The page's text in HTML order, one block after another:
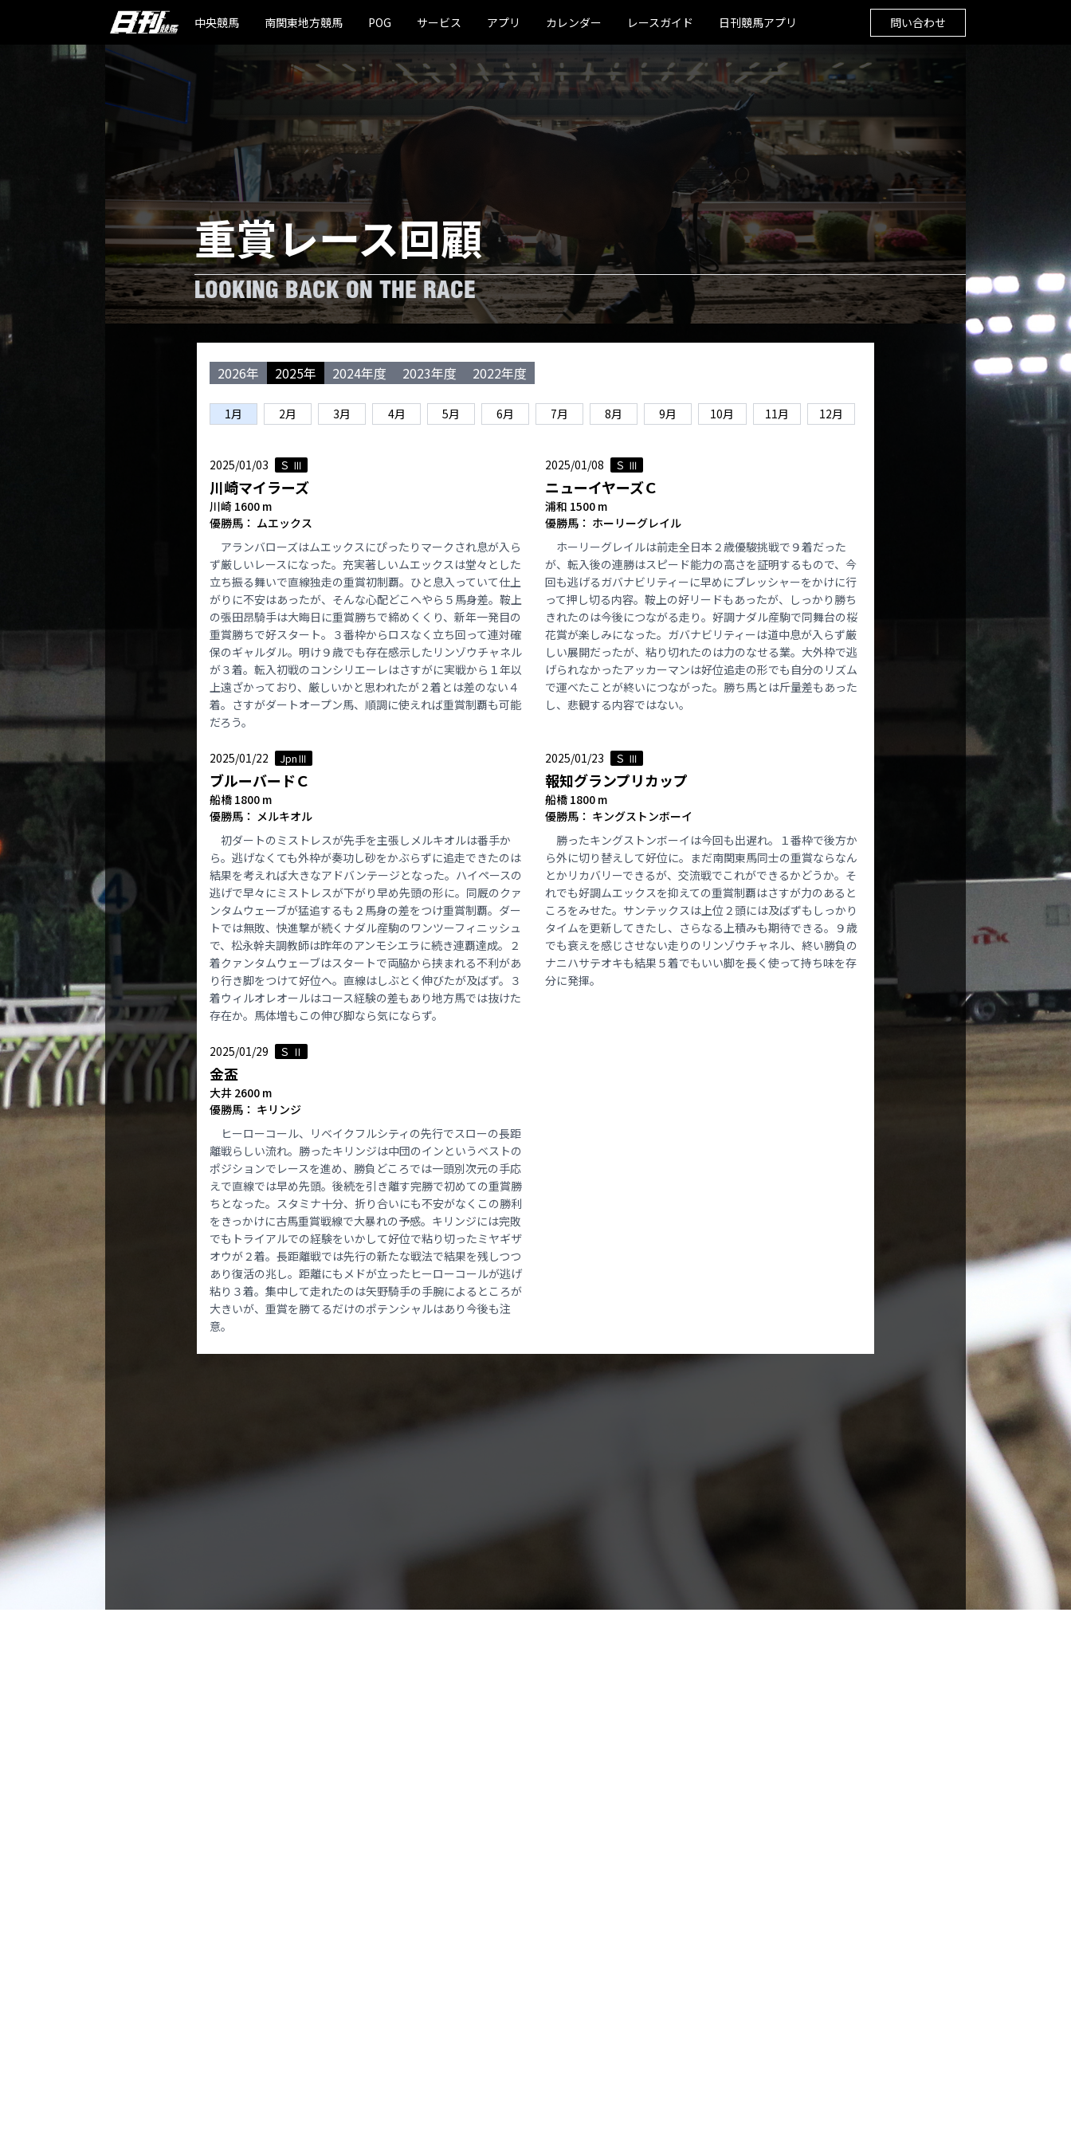
中央競馬 南関東地方競馬 POG サービス アプリ カレンダー レースガイド 日刊競馬アプリ 問い合わせ
重賞レース回顧
LOOKING BACK ON THE RACE
2026年 2025年 2024年度 2023年度 2022年度
1月 2月 3月 4月 5月 6月 7月 8月 9月 10月 11月 12月
2025/01/03 Ｓ Ⅲ
川崎マイラーズ
川崎 1600 m
優勝馬： ムエックス
アランバローズはムエックスにぴったりマークされ息が入ら
ず厳しいレースになった。充実著しいムエックスは堂々とした
立ち振る舞いで直線独走の重賞初制覇。ひと息入っていて仕上
がりに不安はあったが、そんな心配どこへやら５馬身差。鞍上
の張田昂騎手は大晦日に重賞勝ちで締めくくり、新年一発目の
重賞勝ちで好スタート。３番枠からロスなく立ち回って連対確
保のギャルダル。明け９歳でも存在感示したリンゾウチャネル
が３着。転入初戦のコンシリエーレはさすがに実戦から１年以
上遠ざかっており、厳しいかと思われたが２着とは差のない４
着。さすがダートオープン馬、順調に使えれば重賞制覇も可能
だろう。
2025/01/08 Ｓ Ⅲ
ニューイヤーズＣ
浦和 1500 m
優勝馬： ホーリーグレイル
ホーリーグレイルは前走全日本２歳優駿挑戦で９着だった
が、転入後の連勝はスピード能力の高さを証明するもので、今
回も逃げるガバナビリティーに早めにプレッシャーをかけに行
って押し切る内容。鞍上の好リードもあったが、しっかり勝ち
きれたのは今後につながる走り。好調ナダル産駒で同舞台の桜
花賞が楽しみになった。ガバナビリティーは道中息が入らず厳
しい展開だったが、粘り切れたのは力のなせる業。大外枠で逃
げられなかったアッカーマンは好位追走の形でも自分のリズム
で運べたことが終いにつながった。勝ち馬とは斤量差もあった
し、悲観する内容ではない。
2025/01/22 JpnⅢ
ブルーバードＣ
船橋 1800 m
優勝馬： メルキオル
初ダートのミストレスが先手を主張しメルキオルは番手か
ら。逃げなくても外枠が奏功し砂をかぶらずに追走できたのは
結果を考えれば大きなアドバンテージとなった。ハイペースの
逃げで早々にミストレスが下がり早め先頭の形に。同厩のクァ
ンタムウェーブが猛追するも２馬身の差をつけ重賞制覇。ダー
トでは無敗、快進撃が続くナダル産駒のワンツーフィニッシュ
で、松永幹夫調教師は昨年のアンモシエラに続き連覇達成。２
着クァンタムウェーブはスタートで両脇から挟まれる不利があ
り行き脚をつけて好位へ。直線はしぶとく伸びたが及ばず。３
着ウィルオレオールはコース経験の差もあり地方馬では抜けた
存在か。馬体増もこの伸び脚なら気にならず。
2025/01/23 Ｓ Ⅲ
報知グランプリカップ
船橋 1800 m
優勝馬： キングストンボーイ
勝ったキングストンボーイは今回も出遅れ。１番枠で後方か
ら外に切り替えして好位に。まだ南関東馬同士の重賞ならなん
とかリカバリーできるが、交流戦でこれができるかどうか。そ
れでも好調ムエックスを抑えての重賞制覇はさすが力のあると
ころをみせた。サンテックスは上位２頭には及ばずもしっかり
タイムを更新してきたし、さらなる上積みも期待できる。９歳
でも衰えを感じさせない走りのリンゾウチャネル、終い勝負の
ナニハサテオキも結果５着でもいい脚を長く使って持ち味を存
分に発揮。
2025/01/29 Ｓ Ⅱ
金盃
大井 2600 m
優勝馬： キリンジ
ヒーローコール、リベイクフルシティの先行でスローの長距
離戦らしい流れ。勝ったキリンジは中団のインというベストの
ポジションでレースを進め、勝負どころでは一頭別次元の手応
えで直線では早め先頭。後続を引き離す完勝で初めての重賞勝
ちとなった。スタミナ十分、折り合いにも不安がなくこの勝利
をきっかけに古馬重賞戦線で大暴れの予感。キリンジには完敗
でもトライアルでの経験をいかして好位で粘り切ったミヤギザ
オウが２着。長距離戦では先行の新たな戦法で結果を残しつつ
あり復活の兆し。距離にもメドが立ったヒーローコールが逃げ
粘り３着。集中して走れたのは矢野騎手の手腕によるところが
大きいが、重賞を勝てるだけのポテンシャルはあり今後も注
意。